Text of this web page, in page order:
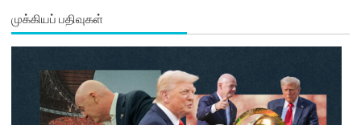
முக்கியப் பதிவுகள்